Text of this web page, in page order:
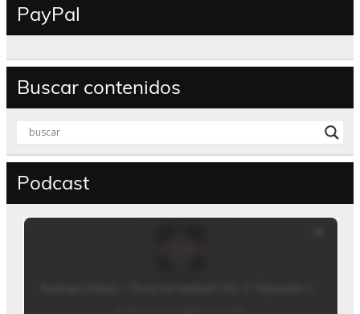
PayPal
Buscar contenidos
Podcast